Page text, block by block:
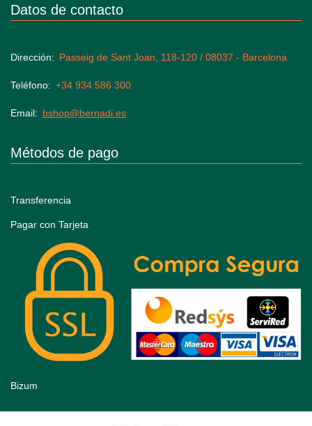
Datos de contacto
Dirección Passeig de Sant Joan, 118-120 / 08037 - Barcelona
Teléfono +34 934 586 300
Email bshop@bernadi.es
Métodos de pago
Transferencia
Pagar con Tarjeta
Bizum